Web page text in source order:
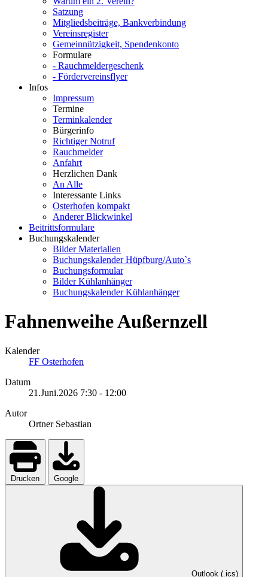
Satzung
Mitgliedsbeiträge, Bankverbindung
Vereinsregister
Gemeinnützigkeit, Spendenkonto
Formulare
- Rauchmeldergeschenk
- Fördervereinsflyer
Infos
Impressum
Termine
Terminkalender
Bürgerinfo
Richtiger Notruf
Rauchmelder
Anfahrt
Herzlichen Dank
An Alle
Interessante Links
Osterhofen kompakt
Anderer Blickwinkel
Beitrittsformulare
Buchungskalender
Bilder Materialien
Buchungskalender Hüpfburg/Auto`s
Buchungsformular
Bilder Kühlanhänger
Buchungskalender Kühlanhänger
Fahnenweihe Außernzell
Kalender
FF Osterhofen
Datum
21.Juni.2026 7:30 - 12:00
Autor
Ortner Sebastian
Drucken Google
Outlook (.ics)